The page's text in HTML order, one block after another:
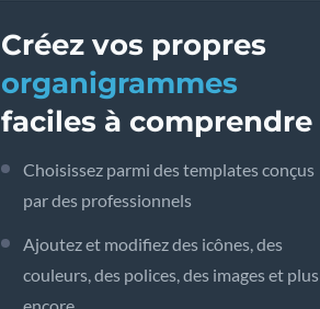
Créez vos propres
organigrammes
faciles à comprendre
Choisissez parmi des templates conçus
par des professionnels
Ajoutez et modifiez des icônes, des
couleurs, des polices, des images et plus